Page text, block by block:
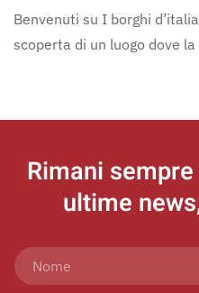
Benvenuti su I borghi
scoperta di un luogo dove
Rimani
ultime